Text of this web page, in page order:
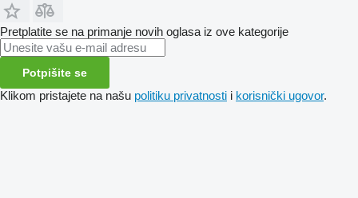
Pretplatite se na primanje novih oglasa iz ove kategorije
Potpišite se
Klikom pristajete na našu politiku privatnosti i korisnički ugovor.